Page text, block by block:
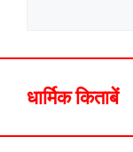
धार्मिक किताबें